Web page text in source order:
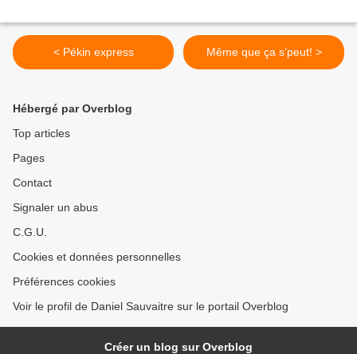
< Pékin express Même que ça s’peut! >
Hébergé par Overblog
Top articles
Pages
Contact
Signaler un abus
C.G.U.
Cookies et données personnelles
Préférences cookies
Voir le profil de Daniel Sauvaitre sur le portail Overblog
Créer un blog sur Overblog